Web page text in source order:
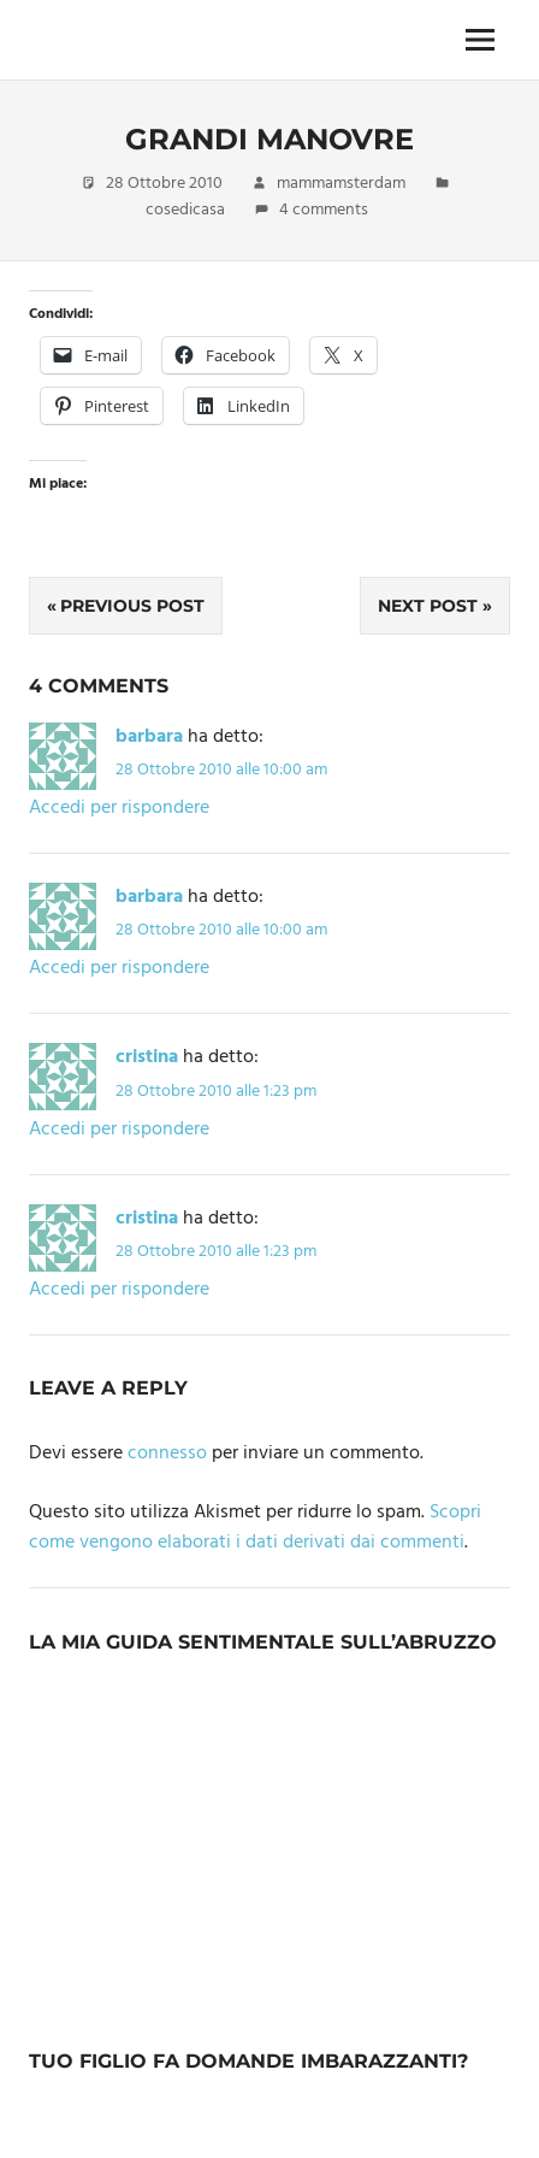
content
imprescindibile,
formato
monodose
nuova
confezione
migliorata
Menu
GRANDI MANOVRE
28 Ottobre 2010
mammamsterdam
cosedicasa
4 comments
Condividi:
E-mail Facebook X
Pinterest LinkedIn
Mi piace:
Navigazione
articoli
PREVIOUS POST NEXT POST
4 COMMENTS
barbaraha detto:
28 Ottobre 2010 alle 10:00 am
Accedi per rispondere
barbaraha detto:
28 Ottobre 2010 alle 10:00 am
Accedi per rispondere
cristinaha detto:
28 Ottobre 2010 alle 1:23 pm
Accedi per rispondere
cristinaha detto:
28 Ottobre 2010 alle 1:23 pm
Accedi per rispondere
LEAVE A REPLY
Devi essereconnessoper inviare un commento.
Questo sito utilizza Akismet per ridurre lo spam.Scopri
come vengono elaborati i dati derivati dai commenti.
LA MIA GUIDA SENTIMENTALE SULL’ABRUZZO
TUO FIGLIO FA DOMANDE IMBARAZZANTI?